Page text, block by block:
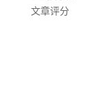
文章评分